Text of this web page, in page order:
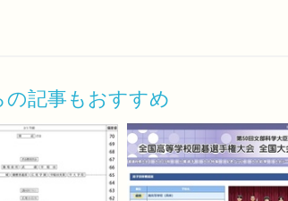
の記事もおすすめ